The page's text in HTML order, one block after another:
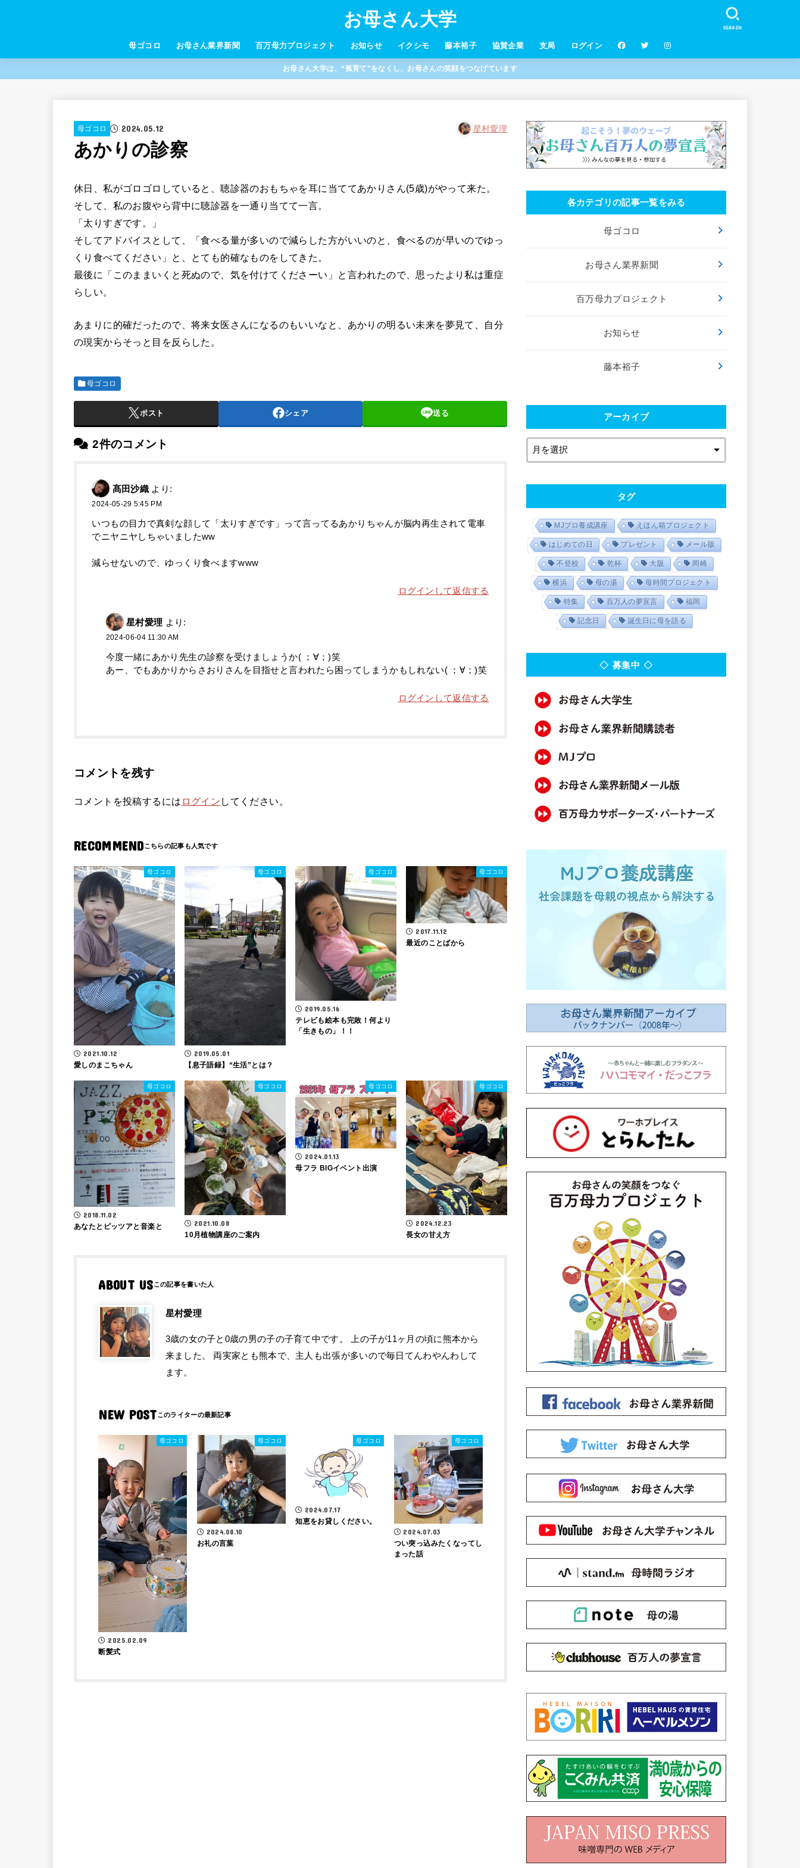
お母さん大学
母ゴコロ お母さん業界新聞 百万母力プロジェクト お知らせ イクシモ 藤本裕子 協賛企業 支局 ログイン
SEARCH
お母さん大学は、“孤育て”をなくし、お母さんの笑顔をつなげています
母ゴコロ 2024.05.12 星村愛理
あかりの診察
休日、私がゴロゴロしていると、聴診器のおもちゃを耳に当ててあかりさん(5歳)がやって来た。
そして、私のお腹やら背中に聴診器を一通り当てて一言。
「太りすぎです。」
そしてアドバイスとして、「食べる量が多いので減らした方がいいのと、食べるのが早いのでゆっ
くり食べてください」と、とても的確なものをしてきた。
最後に「このままいくと死ぬので、気を付けてくださーい」と言われたので、思ったより私は重症
らしい。
あまりに的確だったので、将来女医さんになるのもいいなと、あかりの明るい未来を夢見て、自分
の現実からそっと目を反らした。
母ゴコロ
ポスト シェア 送る
2件のコメント
髙田沙織 より:
2024-05-29 5:45 PM
いつもの目力で真剣な顔して「太りすぎです」って言ってるあかりちゃんが脳内再生されて電車
でニヤニヤしちゃいましたww
減らせないので、ゆっくり食べますwww
ログインして返信する
星村愛理 より:
2024-06-04 11:30 AM
今度一緒にあかり先生の診察を受けましょうか( ；∀；)笑
あー、でもあかりからさおりさんを目指せと言われたら困ってしまうかもしれない( ；∀；)笑
ログインして返信する
コメントを残す
コメントを投稿するには ログイン してください。
RECOMMEND
母ゴコロ
2021.10.12
愛しのまこちゃん
母ゴコロ
2019.05.01
【息子語録】“生活”とは？
母ゴコロ
2019.05.16
テレビも絵本も完敗！何より
「生きもの」！！
母ゴコロ
2017.11.12
最近のことばから
母ゴコロ
2018.11.02
あなたとピッツアと音楽と
母ゴコロ
2021.10.08
10月植物講座のご案内
母ゴコロ
2024.01.13
母フラ BIGイベント出演
母ゴコロ
2024.12.23
長女の甘え方
ABOUT US
星村愛理
3歳の女の子と0歳の男の子の子育て中です。 上の子が11ヶ月の頃に熊本から
来ました。 両実家とも熊本で、主人も出張が多いので毎日てんわやんわして
ます。
NEW POST
母ゴコロ
2025.02.09
断髪式
母ゴコロ
2024.08.10
お礼の言葉
母ゴコロ
2024.07.17
知恵をお貸しください。
母ゴコロ
2024.07.03
つい突っ込みたくなってし
まった話
各カテゴリの記事一覧をみる
母ゴコロ
お母さん業界新聞
百万母力プロジェクト
お知らせ
藤本裕子
アーカイブ
タグ
MJプロ養成講座 えほん箱プロジェクト
はじめての日 プレゼント メール版
不登校 乾杯 大阪 岡崎
横浜 母の湯 母時間プロジェクト
特集 百万人の夢宣言 福岡
記念日 誕生日に母を語る
◇ 募集中 ◇